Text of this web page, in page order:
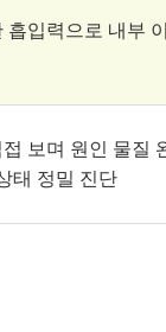
흡입력으로 내부
보며 원인 물질
태 정밀 진단